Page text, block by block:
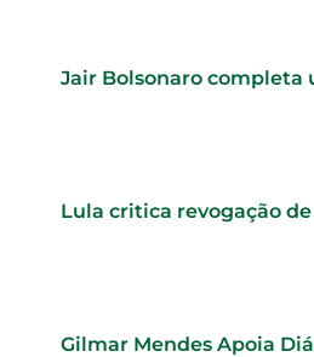
Jair Bolsonaro completa
Lula critica revogação
Gilmar Mendes Apoia